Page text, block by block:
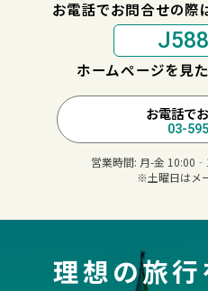
お電話でお問合せの際
ホームページを見た
お電話で
03-
営業時間: 月-金
※土曜日はメ
理想の旅行